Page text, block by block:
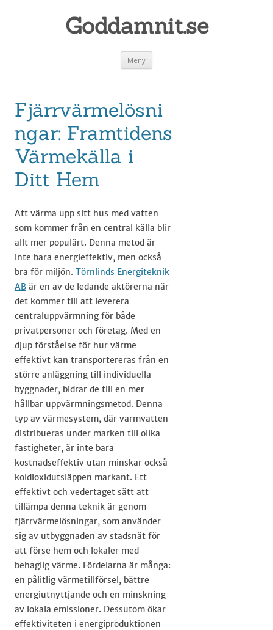
Goddamnit.se
Meny
Fjärrvärmelösni
ngar: Framtidens
Värmekälla i
Ditt Hem
Att värma upp sitt hus med vatten
som kommer från en central källa blir
allt mer populärt. Denna metod är
inte bara energieffektiv, men också
bra för miljön. Törnlinds Energiteknik
AB är en av de ledande aktörerna när
det kommer till att leverera
centraluppvärmning för både
privatpersoner och företag. Med en
djup förståelse för hur värme
effektivt kan transportereras från en
större anläggning till individuella
byggnader, bidrar de till en mer
hållbar uppvärmningsmetod. Denna
typ av värmesystem, där varmvatten
distribueras under marken till olika
fastigheter, är inte bara
kostnadseffektiv utan minskar också
koldioxidutsläppen markant. Ett
effektivt och vedertaget sätt att
tillämpa denna teknik är genom
fjärrvärmelösningar, som använder
sig av utbyggnaden av stadsnät för
att förse hem och lokaler med
behaglig värme. Fördelarna är många:
en pålitlig värmetillförsel, bättre
energiutnyttjande och en minskning
av lokala emissioner. Dessutom ökar
effektiviteten i energiproduktionen